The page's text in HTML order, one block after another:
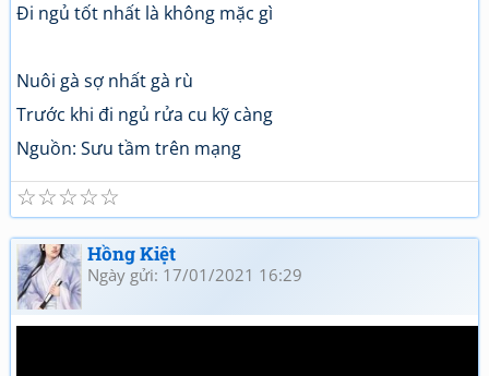
Đi ngủ tốt nhất là không mặc gì
Nuôi gà sợ nhất gà rù
Trước khi đi ngủ rửa cu kỹ càng
Nguồn: Sưu tầm trên mạng
☆
☆
☆
☆
☆
Hồng Kiệt
Ngày gửi: 17/01/2021 16:29